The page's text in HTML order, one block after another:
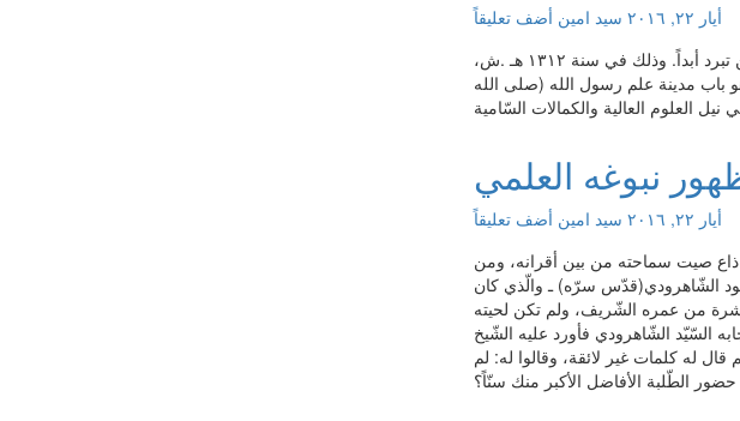
أيار ٢٢, ٢٠١٦ سید امین أضف تعليقاً
وها هو اليوم يستعدّ للوفادة إلى الغريّ «النّجف الأشرف»، وفي قلبه حرارةٌ للإمام الحسين (عليه السّلام) لم ولن تبرد أبداً. وذلك في سنة ١٣١٢ هـ .ش،
باب مدينة علم رسول الله (صلى الله
نبوغه العلمي
أيار ٢٢, ٢٠١٦ سید امین أضف تعليقاً
ذاع صيت سماحته من بين أقرانه، ومن
الشّاهرودي(قدّس سرّه) ـ والّذي كان
من عمره الشّريف، ولم تكن لحيته
السّيّد الشّاهرودي فأورد عليه الشّيخ
قال له كلمات غير لائقة، وقالوا له: لم